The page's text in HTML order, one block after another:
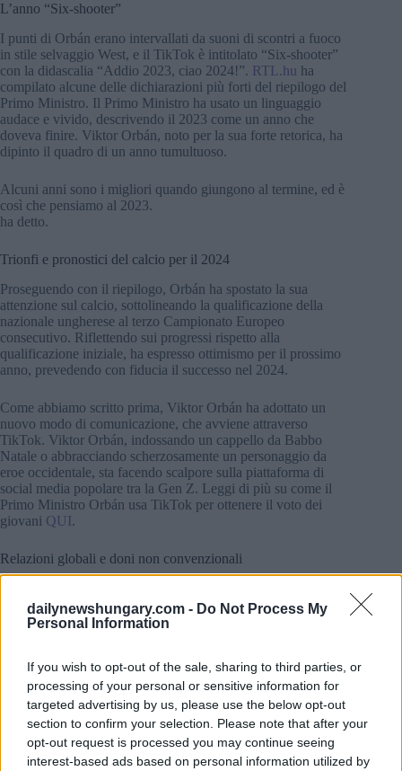
dailynewshungary.com - Do Not Process My
Personal Information
If you wish to opt-out of the sale, sharing to third parties, or
processing of your personal or sensitive information for
targeted advertising by us, please use the below opt-out
section to confirm your selection. Please note that after your
opt-out request is processed you may continue seeing
interest-based ads based on personal information utilized by
L’anno “Six-shooter”
I punti di Orbán erano intervallati da suoni di scontri a fuoco
in stile selvaggio West, e il TikTok è intitolato “Six-shooter”
con la didascalia “Addio 2023, ciao 2024!”. RTL.hu ha
compilato alcune delle dichiarazioni più forti del riepilogo del
Primo Ministro. Il Primo Ministro ha usato un linguaggio
audace e vivido, descrivendo il 2023 come un anno che
doveva finire. Viktor Orbán, noto per la sua forte retorica, ha
dipinto il quadro di un anno tumultuoso.
Alcuni anni sono i migliori quando giungono al termine, ed è
così che pensiamo al 2023.
ha detto.
Trionfi e pronostici del calcio per il 2024
Proseguendo con il riepilogo, Orbán ha spostato la sua
attenzione sul calcio, sottolineando la qualificazione della
nazionale ungherese al terzo Campionato Europeo
consecutivo. Riflettendo sui progressi rispetto alla
qualificazione iniziale, ha espresso ottimismo per il prossimo
anno, prevedendo con fiducia il successo nel 2024.
Come abbiamo scritto prima, Viktor Orbán ha adottato un
nuovo modo di comunicazione, che avviene attraverso
TikTok. Viktor Orbán, indossando un cappello da Babbo
Natale o abbracciando scherzosamente un personaggio da
eroe occidentale, sta facendo scalpore sulla piattaforma di
social media popolare tra la Gen Z. Leggi di più su come il
Primo Ministro Orbán usa TikTok per ottenere il voto dei
giovani QUI.
Relazioni globali e doni non convenzionali
proprio marchio automobilistico Ne hanno portato anche uno.
Orbán ha accennato alle relazioni dell’Ungheria con la
menzionato di aver regalato un cavallo al presidente Erdogan,
deviando dal falco previsto.
Questo potrebbe interessarti anche:
Indovina l’unico Primo Ministro dell’UE che ha